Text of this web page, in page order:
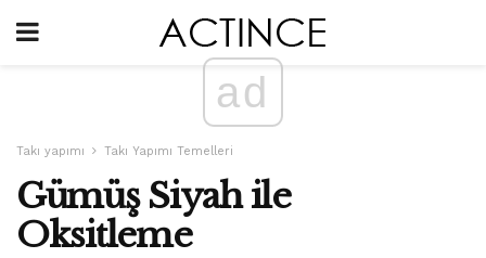
ad
Takı yapımı Takı Yapımı Temelleri
Gümüş Siyah ile
Oksitleme